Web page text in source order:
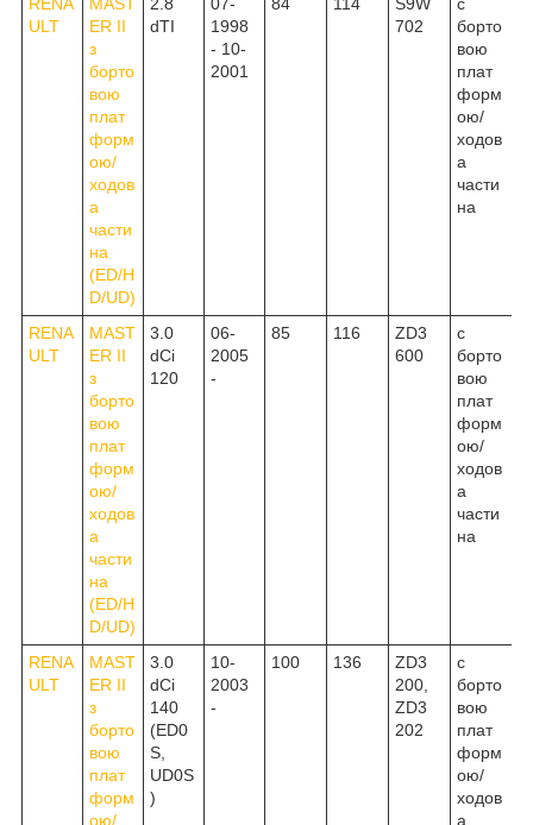
ULT
ER II
з
борто
вою
плат
форм
ою/
ходов
а
части
на
(ED/H
D/UD)
dTI
1998
- 10-
2001
702
борто
вою
плат
форм
ою/
ходов
а
части
на
RENA
ULT
MAST
ER II
з
борто
вою
плат
форм
ою/
ходов
а
части
на
(ED/H
D/UD)
3.0
dCi
120
06-
2005
-
85 116
ZD3
600
c
борто
вою
плат
форм
ою/
ходов
а
части
на
RENA
ULT
MAST
ER II
з
борто
вою
плат
форм
ою/
3.0
dCi
140
(ED0
S,
UD0S
)
10-
2003
-
100 136
ZD3
200,
ZD3
202
c
борто
вою
плат
форм
ою/
ходов
а